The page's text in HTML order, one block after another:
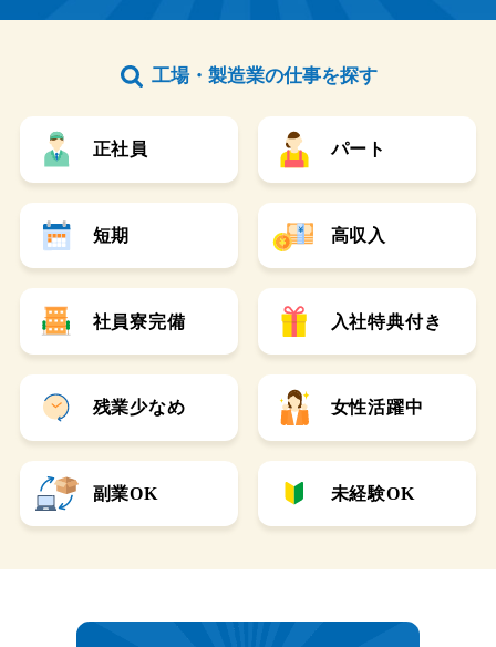
工場・製造業の仕事を探す
正社員 パート
短期 高収入
社員寮完備 入社特典付き
残業少なめ 女性活躍中
副業OK 未経験OK